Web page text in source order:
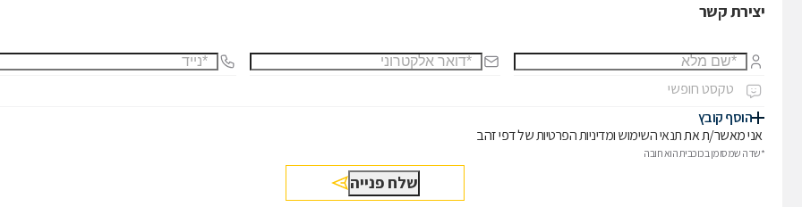
יצירת קשר
הוסף קובץ
אני מאשר/ת אתתנאי השימושומדיניות הפרטיותשל דפי זהב
*שדה שמסומן בכוכבית הוא חובה